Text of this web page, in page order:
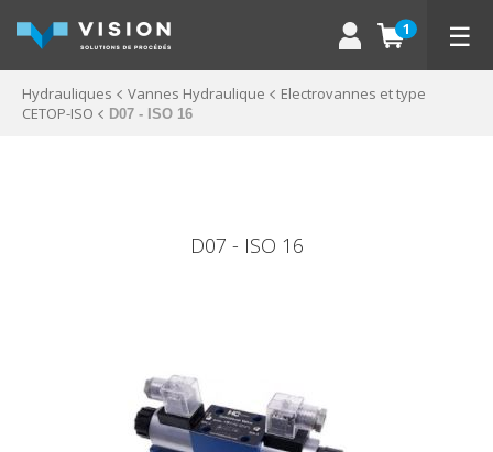
1 ☰
Hydrauliques Vannes Hydraulique
Electrovannes et type
CETOP-ISO
D07 - ISO 16
D07 - ISO 16